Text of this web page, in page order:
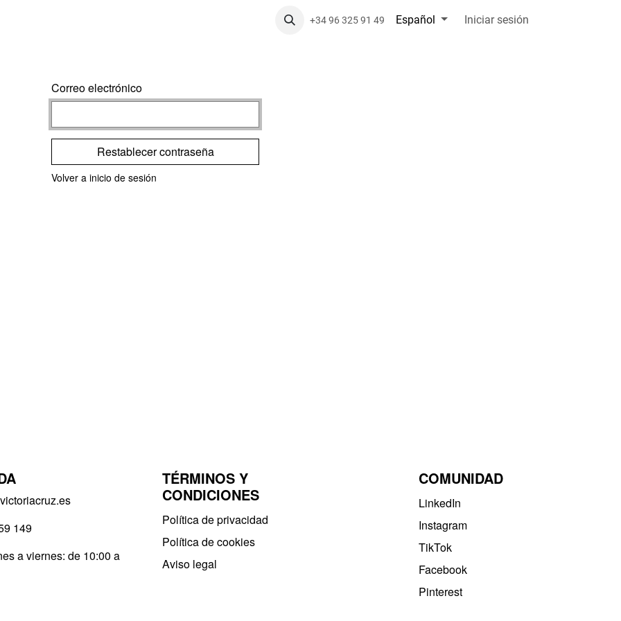
+34 96 325 91 49 Español Iniciar sesión
Correo electrónico
Restablecer contraseña
Volver a inicio de sesión
TÉRMINOS Y
CONDICIONES
Política de privacidad​
Política de cookies
Aviso legal
149
a viernes: de 10:00 a
COMUNIDAD
LinkedIn
Instagram
TikTok
Facebook
Pinterest